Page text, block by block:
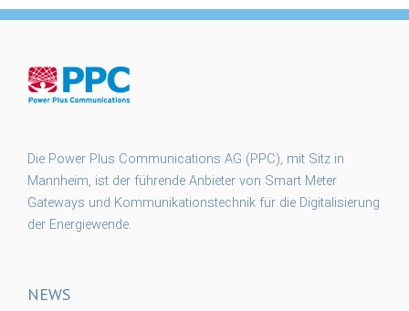
Die Power Plus Communications AG (PPC), mit Sitz in
Mannheim, ist der führende Anbieter von Smart Meter
Gateways und Kommunikationstechnik für die Digitalisierung
der Energiewende.
NEWS